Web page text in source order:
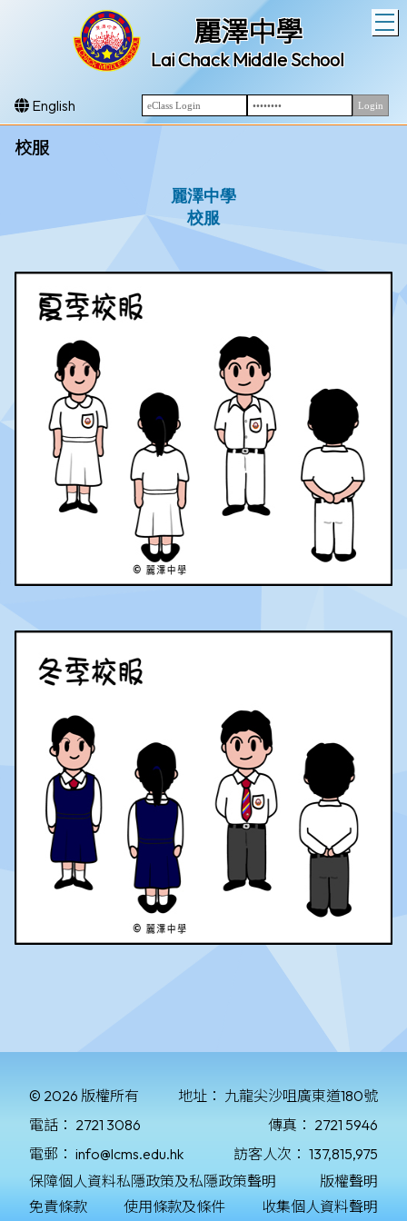
麗澤中學
Lai Chack Middle School
English
校服
© 2026 版權所有 地址： 九龍尖沙咀廣東道180號
電話： 2721 3086 傳真： 2721 5946
電郵： info@lcms.edu.hk 訪客人次： 137,815,975
保障個人資料私隱政策及私隱政策聲明
版權聲明
免責條款
使用條款及條件 收集個人資料聲明